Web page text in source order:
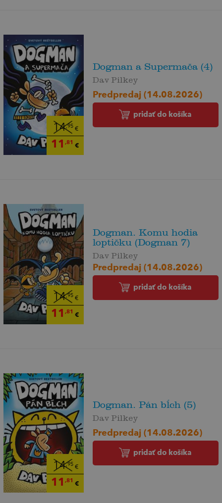
14,95€
11 ,81 €
Dogman a Supermača (4)
Dav Pilkey
Predpredaj (14.08.2026)
pridať do košíka
14,95€
11 ,81 €
Dogman. Komu hodia
loptičku (Dogman 7)
Dav Pilkey
Predpredaj (14.08.2026)
pridať do košíka
14,95€
11 ,81 €
Dogman. Pán bĺch (5)
Dav Pilkey
Predpredaj (14.08.2026)
pridať do košíka